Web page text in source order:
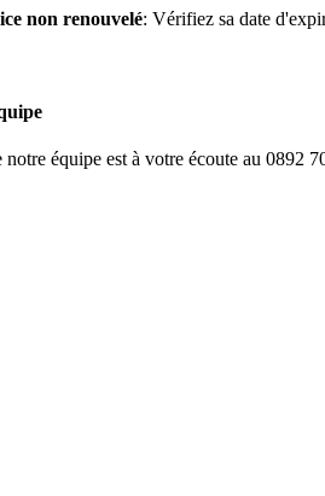
non renouvelé: Vérifiez sa date
notre équipe est à votre écoute au 0892